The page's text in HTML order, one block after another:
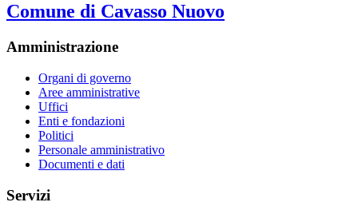
Comune di Cavasso Nuovo
Amministrazione
Organi di governo
Aree amministrative
Uffici
Enti e fondazioni
Politici
Personale amministrativo
Documenti e dati
Servizi